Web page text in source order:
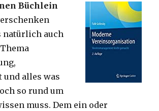
Büchlein
natürlich auch
und alles was
so rund um
muss. Dem ein oder